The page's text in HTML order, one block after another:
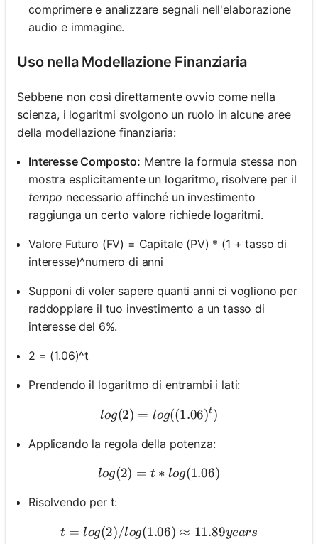
comprimere e analizzare segnali nell'elaborazione
audio e immagine.
Uso nella Modellazione Finanziaria
Sebbene non così direttamente ovvio come nella
scienza, i logaritmi svolgono un ruolo in alcune aree
della modellazione finanziaria:
Interesse Composto: Mentre la formula stessa non
mostra esplicitamente un logaritmo, risolvere per il
tempo necessario affinché un investimento
raggiunga un certo valore richiede logaritmi.
Valore Futuro (FV) = Capitale (PV) * (1 + tasso di
interesse)^numero di anni
Supponi di voler sapere quanti anni ci vogliono per
raddoppiare il tuo investimento a un tasso di
interesse del 6%.
2 = (1.06)^t
Prendendo il logaritmo di entrambi i lati:
log(2) = log((1.06)^t)
log(2) = log((1.06)t)
Applicando la regola della potenza:
log(2) = t * log(1.06)
log(2) = t ∗ log(1.06)
Risolvendo per t:
t = log(2) / log(1.06) ≈
t = log(2)/log(1.06) ≈ 11.89years